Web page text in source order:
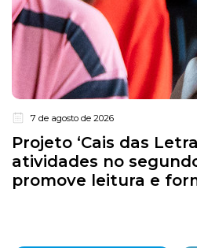
7 de agosto de 2026
Projeto ‘Cais das
atividades no
promove leitura e